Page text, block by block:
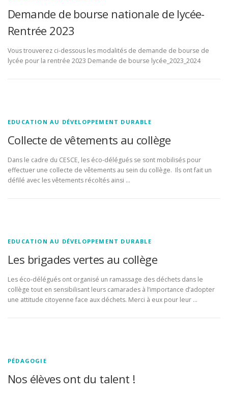
Demande de bourse nationale de lycée-
Rentrée 2023
Vous trouverez ci-dessous les modalités de demande de bourse de
lycée pour la rentrée 2023 Demande de bourse lycée_2023_2024
EDUCATION AU DÉVELOPPEMENT DURABLE
Collecte de vêtements au collège
Dans le cadre du CESCE, les éco-délégués se sont mobilisés pour
effectuer une collecte de vêtements au sein du collège. Ils ont fait un
défilé avec les vêtements récoltés ainsi …
EDUCATION AU DÉVELOPPEMENT DURABLE
Les brigades vertes au collège
Les éco-délégués ont organisé un ramassage des déchets dans le
collège tout en sensibilisant leurs camarades à l’importance d’adopter
une attitude citoyenne face aux déchets. Merci à eux pour leur …
PÉDAGOGIE
Nos élèves ont du talent !